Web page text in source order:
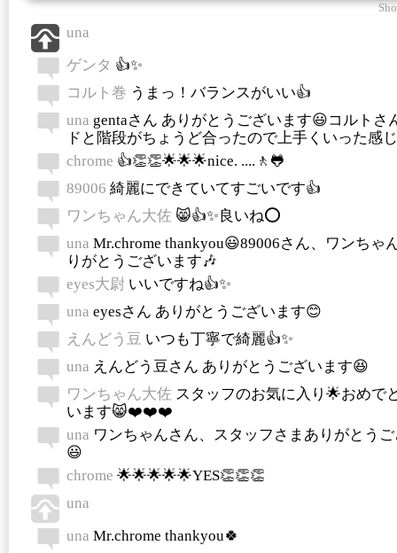
una
ゲンタ 👍✨
コルト巻 うまっ！バランスがいい👍
una gentaさん ありがとうございます😃コルトさ
ドと階段がちょうど合ったので上手くいった感
chrome 👍👏👏🌟🌟🌟nice. ....🚶🐸
89006 綺麗にできていてすごいです👍
ワンちゃん大佐 😸👍✨良いね⭕️
una Mr.chrome thankyou😃89006さん、ワンちゃ
りがとうございます🎶
eyes大尉 いいですね👍✨
una eyesさん ありがとうございます😊
えんどう豆 いつも丁寧で綺麗👍✨
una えんどう豆さん ありがとうございます😆
ワンちゃん大佐 スタッフのお気に入り🌟おめで
います😸❤️❤️❤️
una ワンちゃんさん、スタッフさまありがとう
😃
chrome 🌟🌟🌟🌟🌟YES👏👏👏
una
una Mr.chrome thankyou🍀